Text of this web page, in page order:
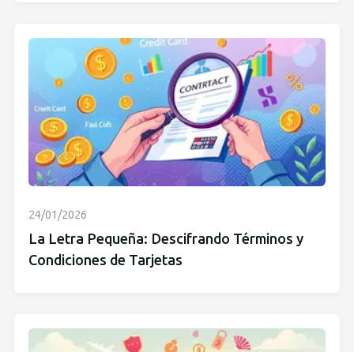
24/01/2026
La Letra Pequeña: Descifrando Términos y
Condiciones de Tarjetas